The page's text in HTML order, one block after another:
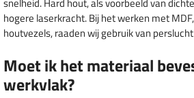
hogere laserkracht. Bij het werken met
houtvezels, raaden wij gebruik van
Moet ik het materiaal
werkvlak?